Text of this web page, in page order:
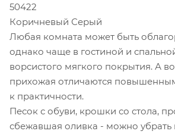
50422
Коричневый Серый
Любая комната может быть
однако чаще в гостиной и
ворсистого мягкого покрытия. А
прихожая отличаются
к практичности.
Песок с обуви, крошки со стола,
сбежавшая оливка - можно убрать